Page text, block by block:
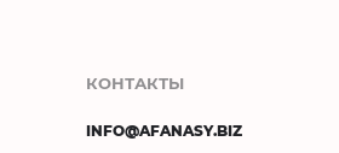
КОНТАКТЫ
INFO@AFANASY.BIZ